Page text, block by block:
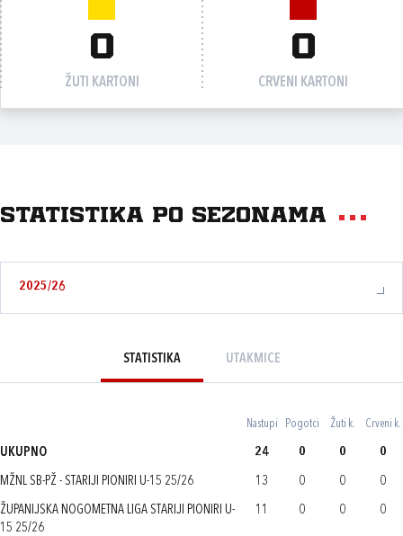
0
ŽUTI KARTONI
0
CRVENI KARTONI
Statistika po sezonama
2025/26
STATISTIKA UTAKMICE
Nastupi Pogotci Žuti k. Crveni k.
UKUPNO 24 0 0 0
MŽNL SB-PŽ - STARIJI PIONIRI U-15 25/26 13 0 0 0
ŽUPANIJSKA NOGOMETNA LIGA STARIJI PIONIRI U-
15 25/26
11 0 0 0